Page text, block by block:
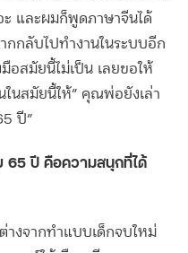
และผมก็พูดภาษาจีนได้
กลับไปทำงานในระบบอีก
มือสมัยนี้ไม่เป็น เลยขอให้
ในสมัยนี้ให้” คุณพ่อยังเล่า
ปี”
65 ปี คือความสนุกที่ได้
างจากทำแบบเด็กจบใหม่